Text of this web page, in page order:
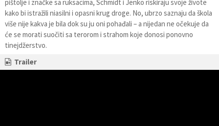
pištolje i značke sa ruksacima, Schmidt i Jenko riskiraju svoje živote
kako bi istražili niasilni i opasni krug droge. No, ubrzo saznaju da škola
više nije kakva je bila dok su ju oni pohađali – a nijedan ne očekuje da
će se morati suočiti sa terorom i strahom koje donosi ponovno
tinejdžerstvo.
Trailer